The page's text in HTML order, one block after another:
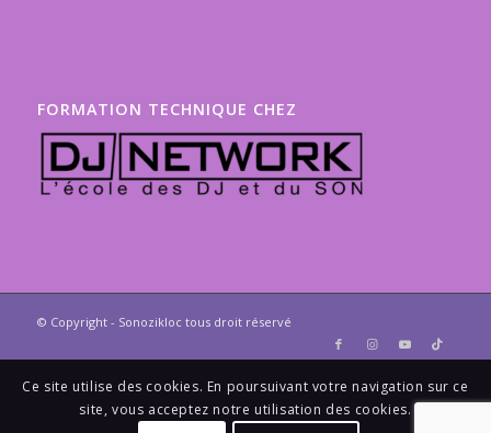
FORMATION TECHNIQUE CHEZ
© Copyright - Sonozikloc tous droit réservé
Ce site utilise des cookies. En poursuivant votre navigation sur ce
site, vous acceptez notre utilisation des cookies.